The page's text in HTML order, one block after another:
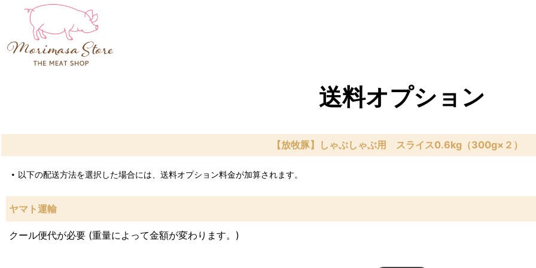
送料オプション
【放牧豚】しゃぶしゃぶ用 スライス0.6kg（300g×２）
以下の配送方法を選択した場合には、送料オプション料金が加算されます。
ヤマト運輸
クール便代が必要 (重量によって金額が変わります。)